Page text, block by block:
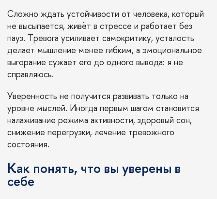
Сложно ждать устойчивости от человека, который
не высыпается, живёт в стрессе и работает без
пауз. Тревога усиливает самокритику, усталость
делает мышление менее гибким, а эмоциональное
выгорание сужает его до одного вывода: я не
справляюсь.
Уверенность не получится развивать только на
уровне мыслей. Иногда первым шагом становится
налаживание режима активности, здоровый сон,
снижение перегрузки, лечение тревожного
состояния.
Как понять, что вы уверены в
себе